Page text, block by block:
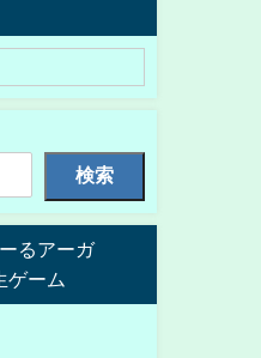
検索
るアーガ
ゲーム